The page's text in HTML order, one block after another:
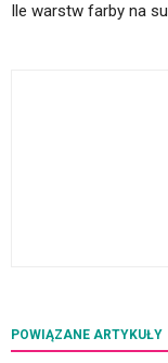
Ile warstw farby na
POWIĄZANE ARTYKUŁY